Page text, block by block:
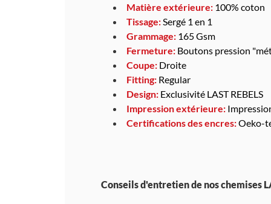
Matière extérieure: 100% coton
Tissage:Sergé 1 en 1
Grammage: 165 Gsm
Fermeture: Boutons pression
Coupe: Droite
Fitting: Regular
Design: Exclusivité LAST REBELS
Impression extérieure:
Certifications des encres:Oeko-
Conseils d'entretien de nos chemises